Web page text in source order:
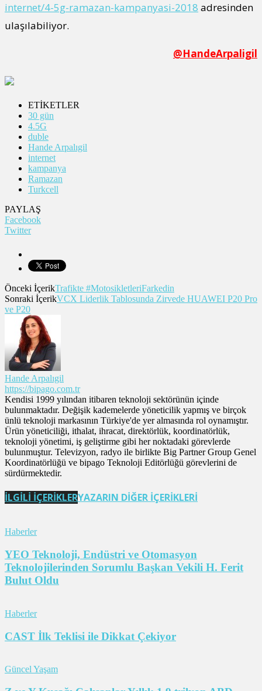
internet/4-5g-ramazan-kampanyasi-2018 adresinden
ulaşılabiliyor.
@HandeArpaligil
ETİKETLER
30 gün
4.5G
duble
Hande Arpalıgil
internet
kampanya
Ramazan
Turkcell
PAYLAŞ
Facebook
Twitter
Önceki İçerikTrafikte #MotosikletleriFarkedin
Sonraki İçerikVCX Liderlik Tablosunda Zirvede HUAWEI P20 Pro
ve P20
Hande Arpalıgil
https://bipago.com.tr
Kendisi 1999 yılından itibaren teknoloji sektörünün içinde
bulunmaktadır. Değişik kademelerde yöneticilik yapmış ve birçok
ünlü teknoloji markasının Türkiye'de yer almasında rol oynamıştır.
Ürün yöneticiliği, ithalat, ihracat, direktörlük, koordinatörlük,
teknoloji yönetimi, iş geliştirme gibi her noktadaki görevlerde
bulunmuştur. Televizyon, radyo ile birlikte Big Partner Group Genel
Koordinatörlüğü ve bipago Teknoloji Editörlüğü görevlerini de
sürdürmektedir.
İLGİLİ İÇERİKLERYAZARIN DİĞER İÇERİKLERİ
Haberler
YEO Teknoloji, Endüstri ve Otomasyon
Teknolojilerinden Sorumlu Başkan Vekili H. Ferit
Bulut Oldu
Haberler
CAST İlk Teklisi ile Dikkat Çekiyor
Güncel Yaşam